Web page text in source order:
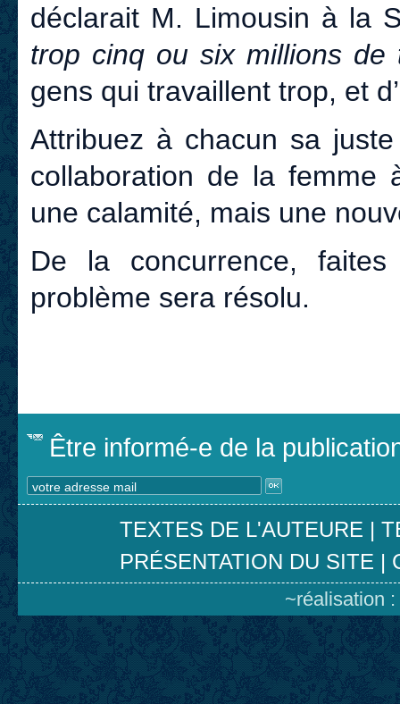
déclarait M. Limousin à la
trop cinq ou six millions de
gens qui travaillent trop, et
Attribuez à chacun sa
collaboration de la femme
une calamité, mais une
De la concurrence,
problème sera résolu.
Être informé-e de la
TEXTES DE L'AUTEURE |
PRÉSENTATION DU SITE |
~réalisation